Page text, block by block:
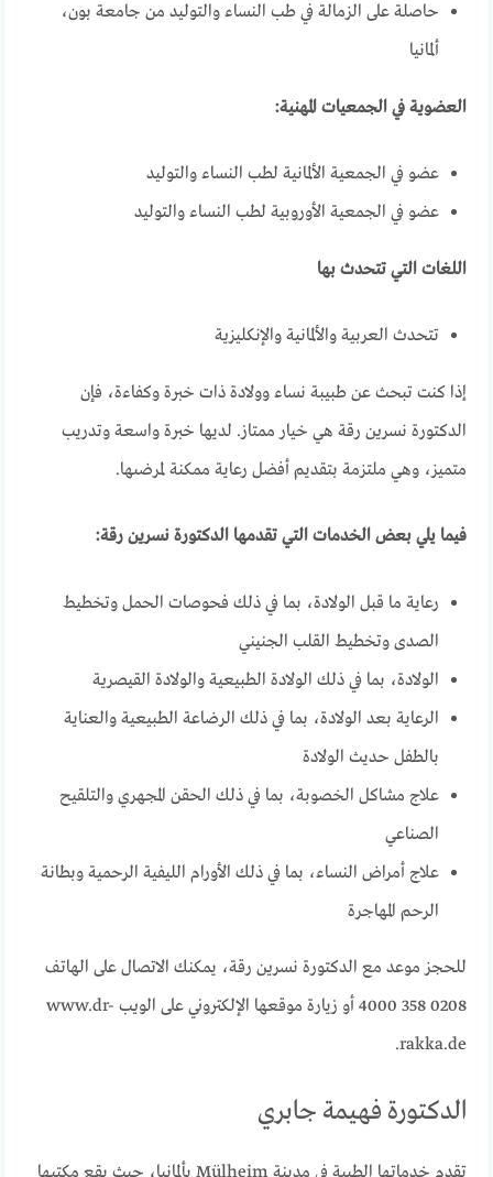
حاصلة على الزمالة في طب النساء والتوليد من جامعة بون،
ألمانيا
العضوية في الجمعيات المهنية:
عضو في الجمعية الألمانية لطب النساء والتوليد
عضو في الجمعية الأوروبية لطب النساء والتوليد
اللغات التي تتحدث بها
تتحدث العربية والألمانية والإنكليزية
إذا كنت تبحث عن طبيبة نساء وولادة ذات خبرة وكفاءة، فإن
الدكتورة نسرين رقة هي خيار ممتاز. لديها خبرة واسعة وتدريب
متميز، وهي ملتزمة بتقديم أفضل رعاية ممكنة لمرضىها.
فيما يلي بعض الخدمات التي تقدمها الدكتورة نسرين رقة:
رعاية ما قبل الولادة، بما في ذلك فحوصات الحمل وتخطيط
الصدى وتخطيط القلب الجنيني
الولادة، بما في ذلك الولادة الطبيعية والولادة القيصرية
الرعاية بعد الولادة، بما في ذلك الرضاعة الطبيعية والعناية
بالطفل حديث الولادة
علاج مشاكل الخصوبة، بما في ذلك الحقن المجهري والتلقيح
الصناعي
علاج أمراض النساء، بما في ذلك الأورام الليفية الرحمية وبطانة
الرحم المهاجرة
للحجز موعد مع الدكتورة نسرين رقة، يمكنك الاتصال على الهاتف
0208 358 4000 أو زيارة موقعها الإلكتروني على الويب www.dr-
rakka.de.
الدكتورة فهيمة جابري